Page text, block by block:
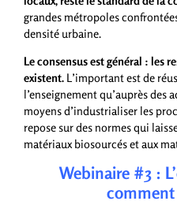
grandes métropoles
densité urbaine.
Le consensus est général : les
existent. L’important est de
l’enseignement qu’auprès des
moyens d’industrialiser les
repose sur des normes qui
matériaux biosourcés et aux
Webinaire #3 :
comment